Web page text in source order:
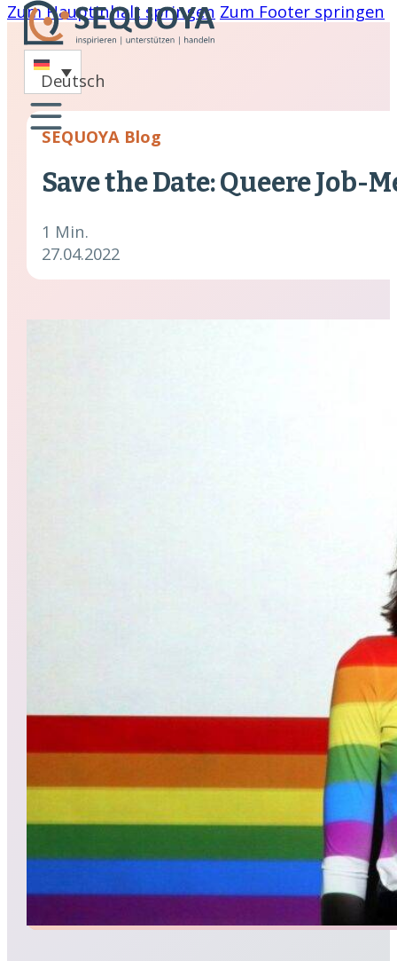
Zum Hauptinhalt springen Zum Footer springen
Deutsch
SEQUOYA Blog
Save the Date: Queere Job-
1 Min.
27.04.2022